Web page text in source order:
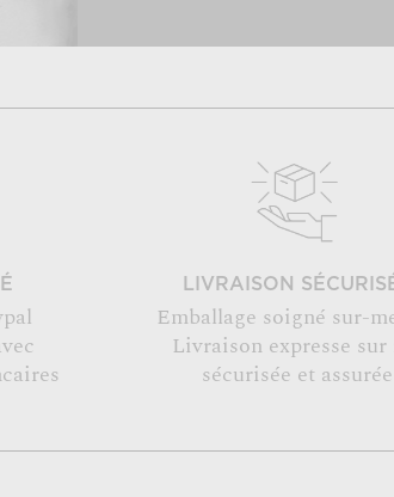
LIVRAISON
Emballage soigné sur-
Livraison expresse sur
sécurisée et assurée